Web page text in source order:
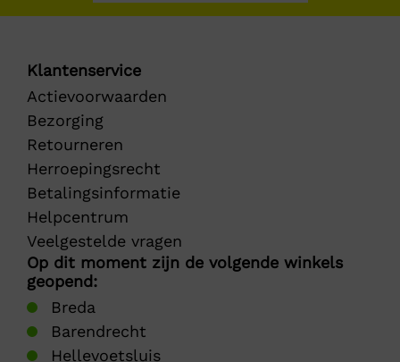
Klantenservice
Actievoorwaarden
Bezorging
Retourneren
Herroepingsrecht
Betalingsinformatie
Helpcentrum
Veelgestelde vragen
Op dit moment zijn de volgende winkels
geopend:
Breda
Barendrecht
Hellevoetsluis